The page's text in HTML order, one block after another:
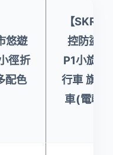
悠遊
徑折
配色
【SKR
控防盜
P1小旋風
行車 旗艦
車(電輔